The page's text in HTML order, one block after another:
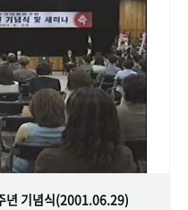
년 기념식(2001.06.29)